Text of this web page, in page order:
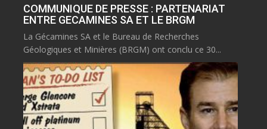
COMMUNIQUE DE PRESSE : PARTENARIAT
ENTRE GECAMINES SA ET LE BRGM
La Gécamines SA et le Bureau de Recherches
Géologiques et Minières (BRGM) ont conclu ce 30...